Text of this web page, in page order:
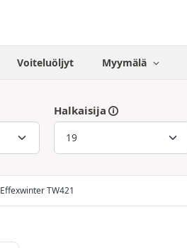
Voiteluöljyt Myymälä
Halkaisija
Effexwinter TW421